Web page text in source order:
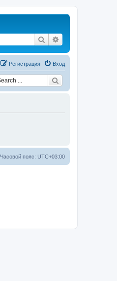
Поиск
Вход
Регистрация
Часовой пояс: UTC+03:00